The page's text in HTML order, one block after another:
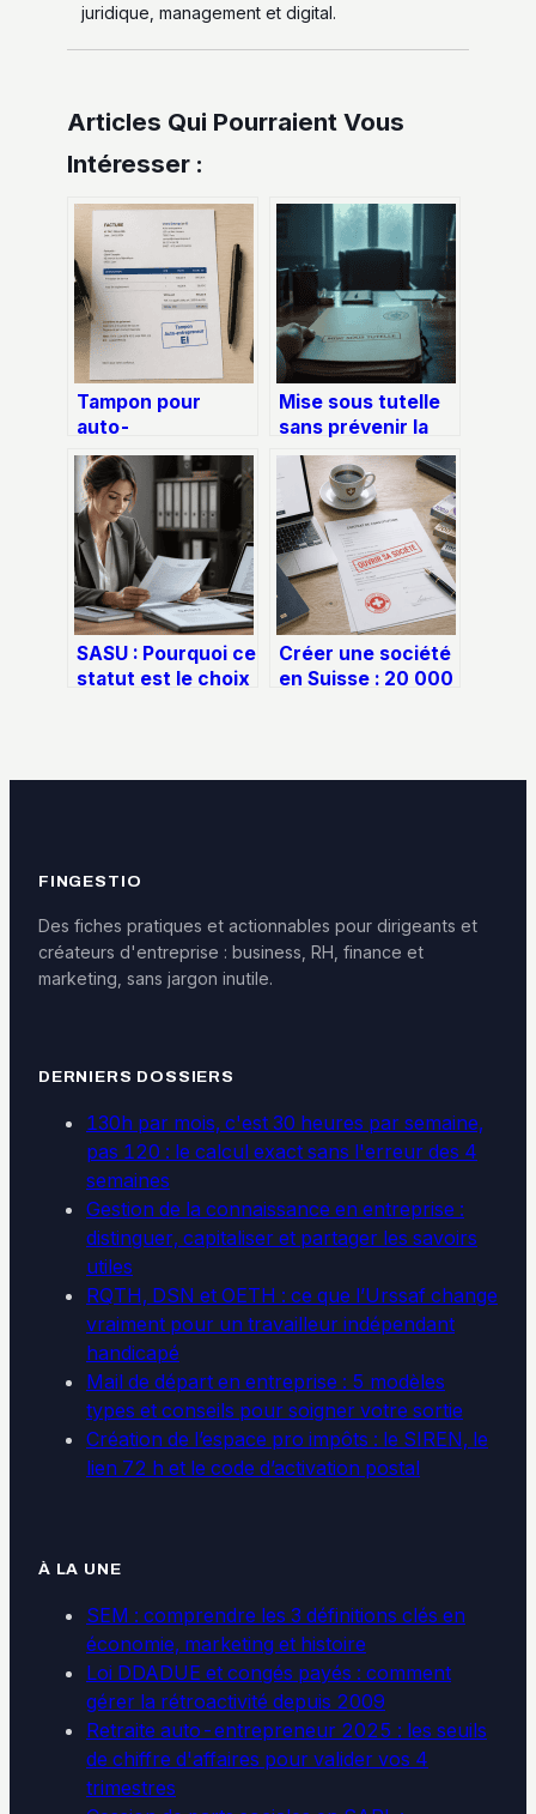
juridique, management et digital.
Articles Qui Pourraient Vous
Intéresser :
Tampon pour
auto-
entrepreneur : 3
règles d’or pour
choisir vos
mentions et
sécuriser vos
factures
Mise sous tutelle
sans prévenir la
famille : une
injustice réelle ou
une nécessité
légale ?
SASU : Pourquoi ce
statut est le choix
piloter votre
Créer une société
en Suisse : 20 000
FINGESTIO
Des fiches pratiques et actionnables pour dirigeants et
créateurs d'entreprise : business, RH, finance et
marketing, sans jargon inutile.
DERNIERS DOSSIERS
130h par mois, c'est 30 heures par semaine,
pas 120 : le calcul exact sans l'erreur des 4
semaines
Gestion de la connaissance en entreprise :
distinguer, capitaliser et partager les savoirs
utiles
RQTH, DSN et OETH : ce que l’Urssaf change
vraiment pour un travailleur indépendant
handicapé
Mail de départ en entreprise : 5 modèles
types et conseils pour soigner votre sortie
Création de l’espace pro impôts : le SIREN, le
lien 72 h et le code d’activation postal
À LA UNE
SEM : comprendre les 3 définitions clés en
économie, marketing et histoire
Loi DDADUE et congés payés : comment
gérer la rétroactivité depuis 2009
Retraite auto-entrepreneur 2025 : les seuils
de chiffre d'affaires pour valider vos 4
trimestres